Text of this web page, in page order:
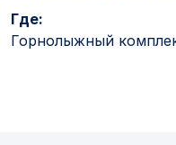
Где:
Горнолыжный